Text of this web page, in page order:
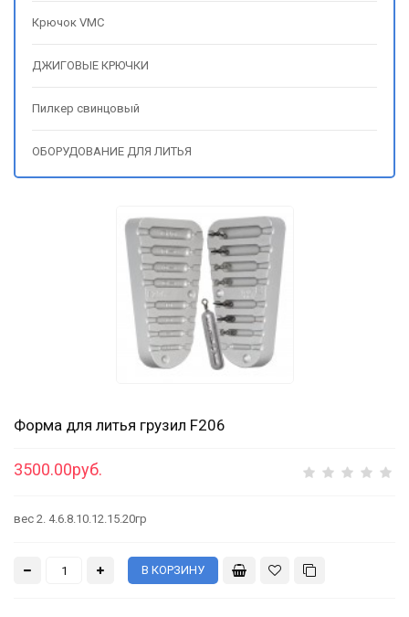
Крючок VMC
ДЖИГОВЫЕ КРЮЧКИ
Пилкер свинцовый
ОБОРУДОВАНИЕ ДЛЯ ЛИТЬЯ
Форма для литья грузил F206
3500.00руб.
вес 2. 4.6.8.10.12.15.20гр